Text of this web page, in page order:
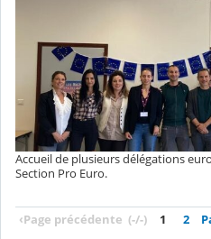
Accueil de plusieurs délégations
Section Pro Euro.
‹Page précédente (-/-) 1 2